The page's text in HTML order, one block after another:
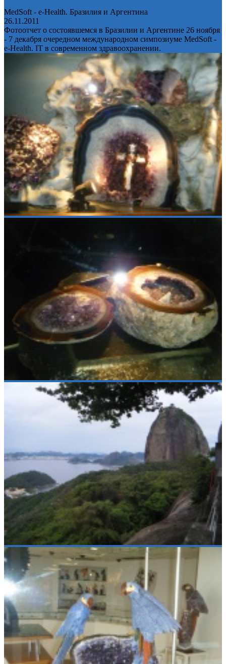
MedSoft - e-Health. Бразилия и Аргентина
26.11.2011
Фотоотчет о состоявшемся в Бразилии и Аргентине 26 ноября
- 7 декабря очередном международном симпозиуме MedSoft -
e-Health. IT в современном здравоохранении.